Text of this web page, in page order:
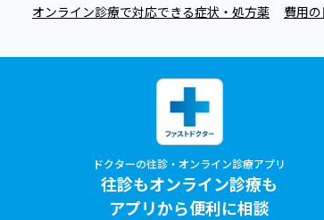
オンライン診療で対応できる症状・処方薬 費用
ドクターの往診・オンライン診療アプリ
往診もオンライン診療も
アプリから便利に相談